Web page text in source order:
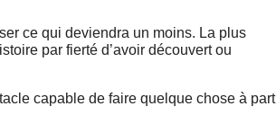
ce qui deviendra un moins. La plus
par fierté d’avoir découvert ou
capable de faire quelque chose à